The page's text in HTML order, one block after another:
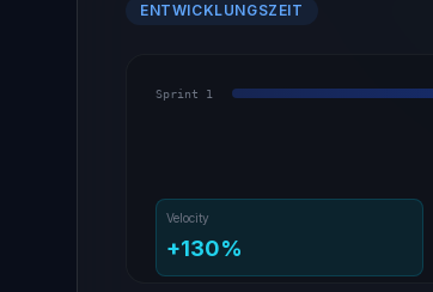
ENTWICKLUNGSZEIT
Sprint 1
Velocity
+130%